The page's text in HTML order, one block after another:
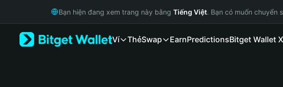
Русский
Bạn hiện đang xem trang này bằng Tiếng Việt. Bạn có muốn chuyển
Ví ThẻSwap EarnPredictionsBitget Wallet X